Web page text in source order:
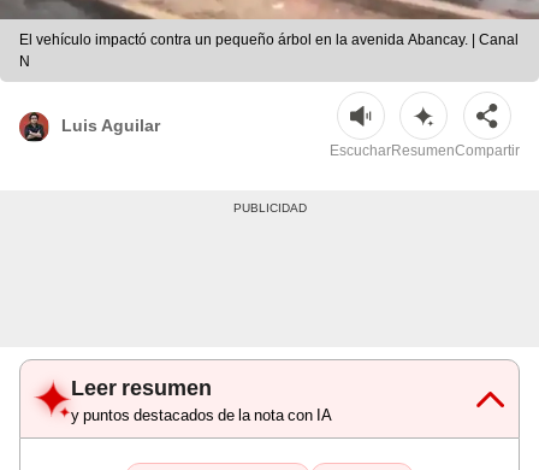
El vehículo impactó contra un pequeño árbol en la avenida Abancay. | Canal
N
Luis Aguilar
EscucharResumenCompartir
Leer resumen
y puntos destacados de la nota con IA